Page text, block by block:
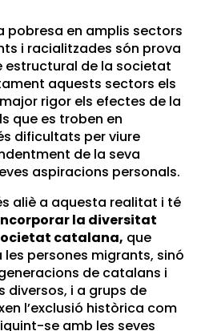
pobresa en amplis sectors
i racialitzades són prova
estructural de la societat
aquests sectors els
rigor els efectes de la
que es troben en
dificultats per viure
de la seva
aspiracions personals.
és aliè a aquesta realitat i té
la diversitat
catalana, que
persones migrants, sinó
de catalans i
diversos, i a grups de
l’exclusió històrica com
se amb les seves